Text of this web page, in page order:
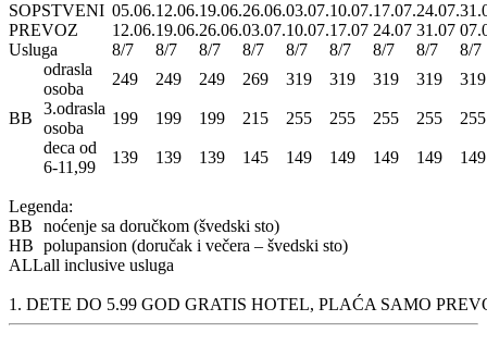
SOPSTVENI
PREVOZ
05.06.12.06.19.06.26.06.03.07.10.07.17.07.24.07.
12.06.19.06.26.06.03.07.10.07.17.07 24.07 31.07
Usluga
8/7 8/7 8/7 8/7 8/7 8/7 8/7 8/7 8/7
BB
odrasla
osoba
249 249 249 269 319 319 319 319
319
3.odrasla
osoba
199 199 199 215 255 255 255 255
255
deca od
6-11,99
139 139 139 145 149 149 149 149 149
Legenda:
BB
noćenje sa doručkom (švedski sto)
HB polupansion (doručak i večera – švedski sto)
ALLall inclusive usluga
1. DETE DO 5.99 GOD GRATIS HOTEL, PLAĆA SAMO